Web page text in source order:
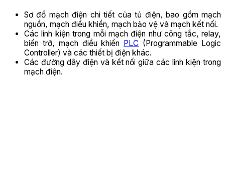
Sơ đồ mạch điện chi tiết của tủ điện, bao gồm mạch
nguồn, mạch điều khiển, mạch bảo vệ và mạch kết nối.
Các linh kiện trong mỗi mạch điện như công tắc, relay,
biến trở, mạch điều khiển PLC (Programmable Logic
Controller) và các thiết bị điện khác.
Các đường dây điện và kết nối giữa các linh kiện trong
mạch điện.